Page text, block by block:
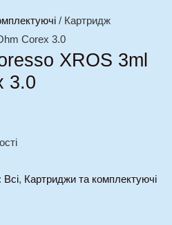
/ Картридж
Corex 3.0
XROS 3ml
3.0
Всі, Картриджи та комплектуючі